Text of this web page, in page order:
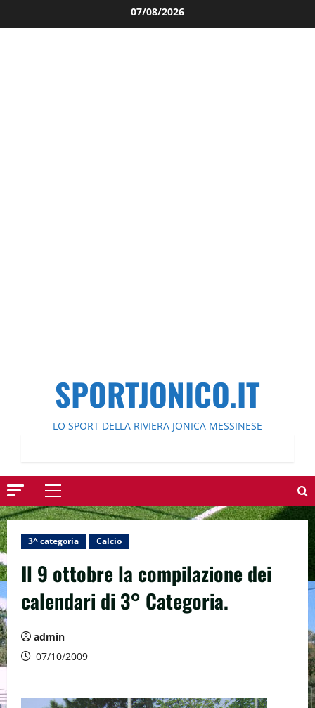
al
07/08/2026
SPORTJONICO.IT
LO SPORT DELLA RIVIERA JONICA MESSINESE
Menu
principale
3^ categoria Calcio
Il 9 ottobre la compilazione dei
calendari di 3° Categoria.
admin
07/10/2009